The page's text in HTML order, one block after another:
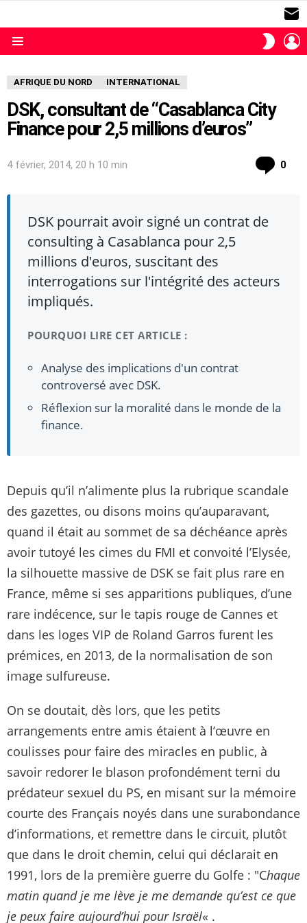
SKIN
AFRIQUE DU NORD INTERNATIONAL
DSK, consultant de “Casablanca City
Finance pour 2,5 millions d’euros”
4 février, 2014, 20 h 10 min 0
DSK pourrait avoir signé un contrat de
consulting à Casablanca pour 2,5
millions d'euros, suscitant des
interrogations sur l'intégrité des acteurs
impliqués.
POURQUOI LIRE CET ARTICLE :
Analyse des implications d'un contrat
controversé avec DSK.
Réflexion sur la moralité dans le monde de la
finance.
Depuis qu’il n’alimente plus la rubrique scandale
des gazettes, ou disons moins qu’auparavant,
quand il était au sommet de sa déchéance après
avoir tutoyé les cimes du FMI et convoité l’Elysée,
la silhouette massive de DSK se fait plus rare en
France, même si ses apparitions publiques, d’une
rare indécence, sur le tapis rouge de Cannes et
dans les loges VIP de Roland Garros furent les
prémices, en 2013, de la normalisation de son
image sulfureuse.
On se doutait, dès lors, que les petits
arrangements entre amis étaient à l’œuvre en
coulisses pour faire des miracles en public, à
savoir redorer le blason profondément terni du
prédateur sexuel du PS, en misant sur la mémoire
courte des Français noyés dans une surabondance
d’informations, et remettre dans le circuit, plutôt
que dans le droit chemin, celui qui déclarait en
1991, lors de la première guerre du Golfe : "Chaque
matin quand je me lève je me demande qu’est ce que
je peux faire aujourd’hui pour Israël« .